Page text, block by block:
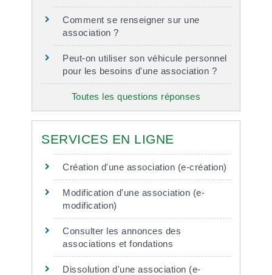
Comment se renseigner sur une
association ?
Peut-on utiliser son véhicule personnel
pour les besoins d'une association ?
Toutes les questions réponses
SERVICES EN LIGNE
Création d'une association (e-création)
Modification d'une association (e-
modification)
Consulter les annonces des
associations et fondations
Dissolution d'une association (e-